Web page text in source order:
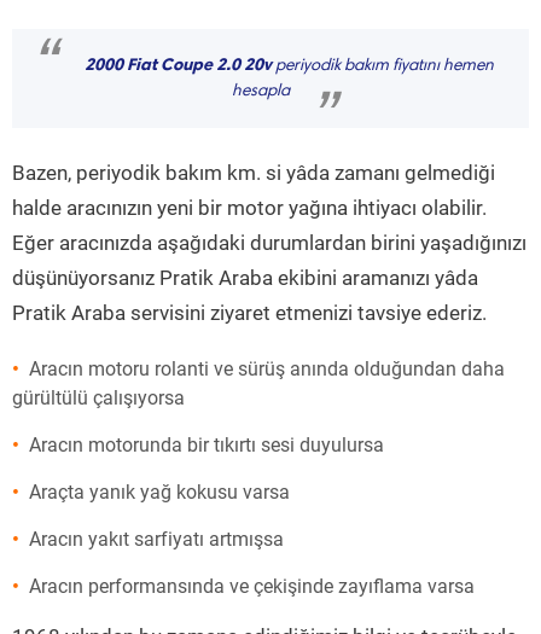
“ 2000 Fiat Coupe 2.0 20vperiyodik bakım fiyatını hemen
hesapla
”
Bazen, periyodik bakım km. si yâda zamanı gelmediği
halde aracınızın yeni bir motor yağına ihtiyacı olabilir.
Eğer aracınızda aşağıdaki durumlardan birini yaşadığınızı
düşünüyorsanız Pratik Araba ekibini aramanızı yâda
Pratik Araba servisini ziyaret etmenizi tavsiye ederiz.
Aracın motoru rolanti ve sürüş anında olduğundan daha
gürültülü çalışıyorsa
Aracın motorunda bir tıkırtı sesi duyulursa
Araçta yanık yağ kokusu varsa
Aracın yakıt sarfiyatı artmışsa
Aracın performansında ve çekişinde zayıflama varsa